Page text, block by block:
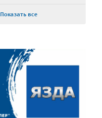
Показать все